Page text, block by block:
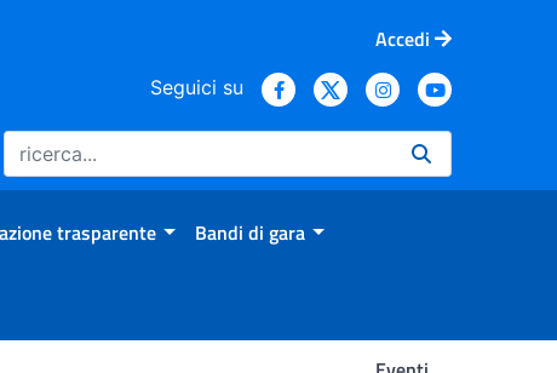
Accedi
Seguici su
trasparente Bandi di gara